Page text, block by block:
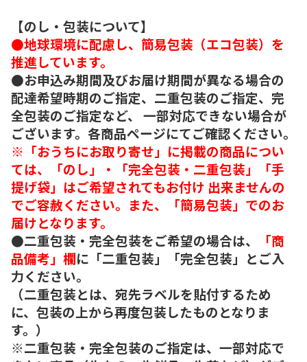
【のし・包装について】
●地球環境に配慮し、簡易包装（エコ包装）を
推進しています。
●お申込み期間及びお届け期間が異なる場合の
配達希望時期のご指定、二重包装のご指定、完
全包装のご指定など、 一部対応できない場合が
ございます。各商品ページにてご確認ください。
※「おうちにお取り寄せ」に掲載の商品につい
ては、「のし」・「完全包装・二重包装」「手
提げ袋」はご希望されてもお付け 出来ませんの
でご容赦ください。また、「簡易包装」でのお
届けとなります。
●二重包装・完全包装をご希望の場合は、
「商
品備考」欄に「二重包装」「完全包装」とご入
力ください。
（二重包装とは、宛先ラベルを貼付するため
に、包装の上から再度包装したものとなりま
す。）
※二重包装・完全包装のご指定は、一部対応で